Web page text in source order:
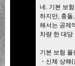
네. 기본 보
하지만, 충돌
해서는 공제
차량 한 대당
기본 보험 플
・신체 상